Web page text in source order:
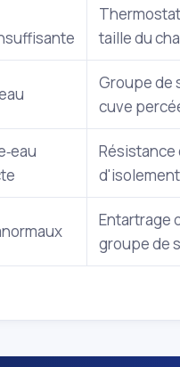
taille du
Groupe de
cuve
Entartrage
groupe de